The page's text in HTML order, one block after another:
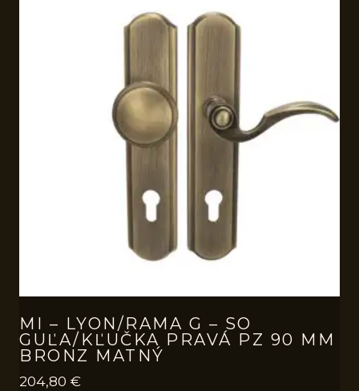
MI – LYON/RAMA G – SO
GUĽA/KĽUČKA PRAVÁ PZ 90 MM
BRONZ MATNÝ
204,80 €